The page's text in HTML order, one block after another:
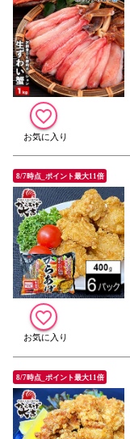
8/7時点_ポイント最大11倍
8/7時点_ポイント最大11倍